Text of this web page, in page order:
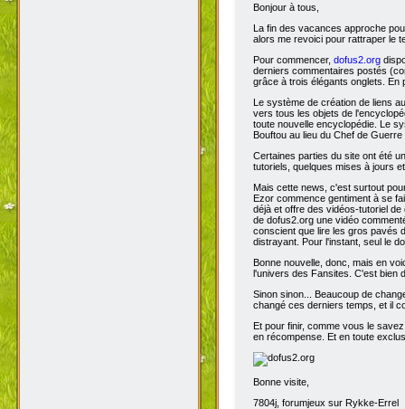
Bonjour à tous,
La fin des vacances approche
alors me revoici pour rattraper le
Pour commencer, dofus2.org
derniers commentaires postés
grâce à trois élégants onglets. En
Le système de création de liens
vers tous les objets de
toute nouvelle encyclopédie. Le
Bouftou au lieu du Chef de
Certaines parties du site ont été
tutoriels, quelques mises à jours
Mais cette news, c'est surtout
Ezor commence gentiment à se
déjà et offre des vidéos-tutoriel
de dofus2.org une vidéo
conscient que lire les gros pavés
distrayant. Pour l'instant, seul le
Bonne nouvelle, donc, mais en
l'univers des Fansites. C'est bien
Sinon sinon... Beaucoup de
changé ces derniers temps, et il
Et pour finir, comme vous le
en récompense. Et en toute
Bonne visite,
7804j, forumjeux sur Rykke-Errel